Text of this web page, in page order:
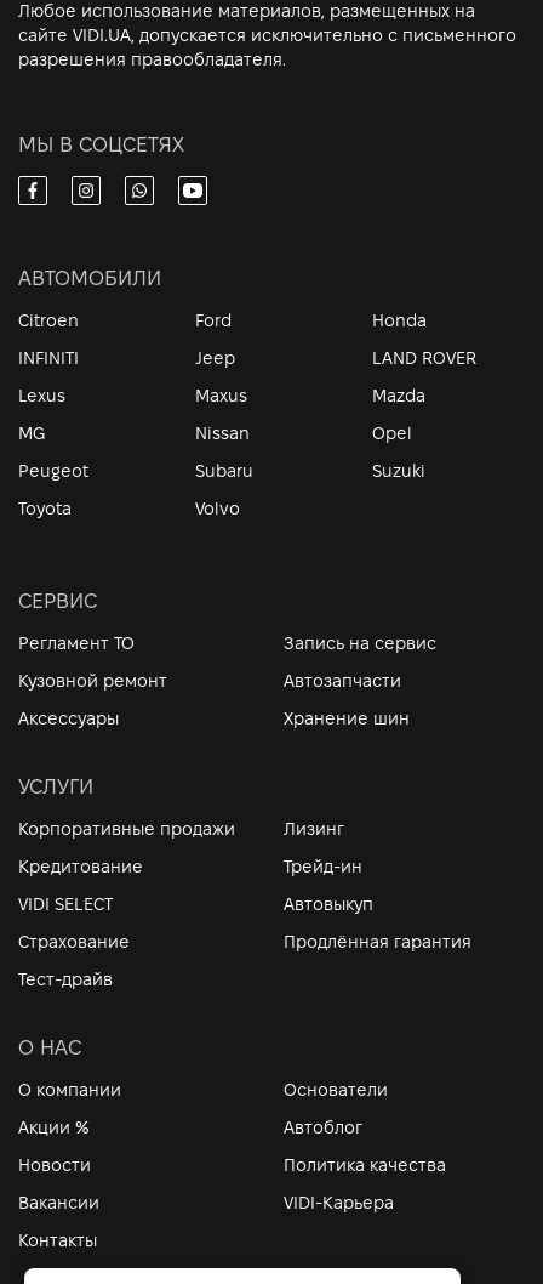
Любое использование материалов, размещенных на
сайте VIDI.UA, допускается исключительно с письменного
разрешения правообладателя.
МЫ В СОЦСЕТЯХ
АВТОМОБИЛИ
Citroen Ford
Honda
INFINITI
Jeep
LAND ROVER
Lexus
Maxus
Mazda
MG
Nissan
Opel
Peugeot
Subaru
Suzuki
Toyota
Volvo
СЕРВИС
Регламент ТО
Запись на сервис
Кузовной ремонт
Автозапчасти
Аксессуары
Хранение шин
УСЛУГИ
Корпоративные продажи
Лизинг
Кредитование
Трейд-ин
VIDI SELECT
Автовыкуп
Страхование
Продлённая гарантия
Тест-драйв
О НАС
О компании
Основатели
Акции %
Автоблог
Новости
Политика качества
Вакансии
VIDI-Карьера
Контакты